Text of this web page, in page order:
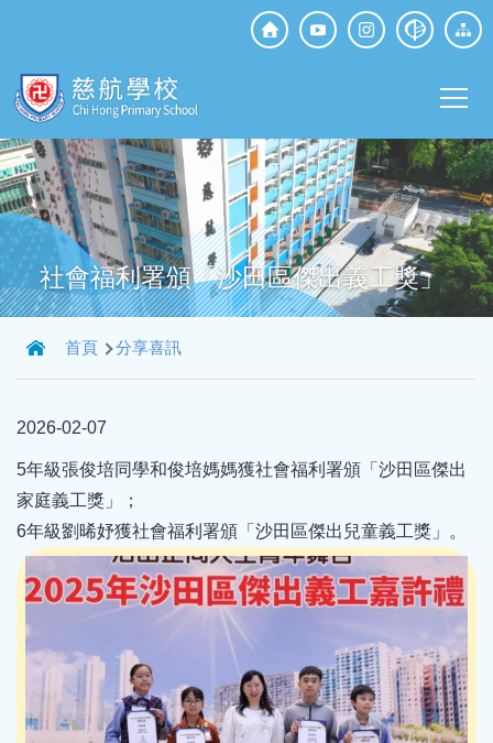
Top
Social
社會福利署頒「沙田區傑出義工獎」
導
航
首頁 分享喜訊
2026-02-07
5年級張俊培同學和俊培媽媽獲社會福利署頒「沙田區傑出
家庭義工獎」；
6年級劉晞妤獲社會福利署頒「沙田區傑出兒童義工獎」。